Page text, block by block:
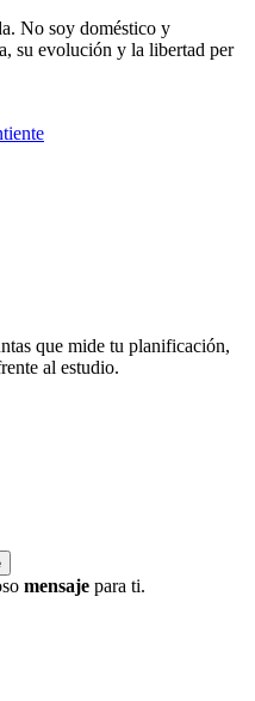
No soy doméstico y
su evolución y la libertad per
que mide tu planificación,
al estudio.
mensajepara ti.